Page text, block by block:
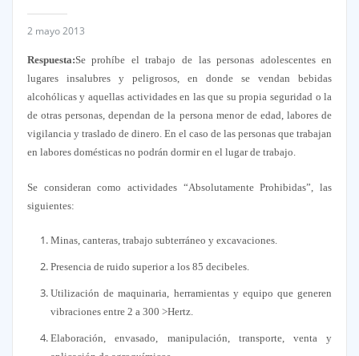
2 mayo 2013
Respuesta:Se prohíbe el trabajo de las personas adolescentes en
lugares insalubres y peligrosos, en donde se vendan bebidas
alcohólicas y aquellas actividades en las que su propia seguridad o la
de otras personas, dependan de la persona menor de edad, labores de
vigilancia y traslado de dinero. En el caso de las personas que trabajan
en labores domésticas no podrán dormir en el lugar de trabajo.
Se consideran como actividades “Absolutamente Prohibidas”, las
siguientes:
Minas, canteras, trabajo subterráneo y excavaciones.
Presencia de ruido superior a los 85 decibeles.
Utilización de maquinaria, herramientas y equipo que generen
vibraciones entre 2 a 300 >Hertz.
Elaboración, envasado, manipulación, transporte, venta y